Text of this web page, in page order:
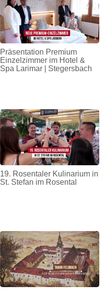
Präsentation Premium
Einzelzimmer im Hotel &
Spa Larimar | Stegersbach
19. Rosentaler Kulinarium in
St. Stefan im Rosental